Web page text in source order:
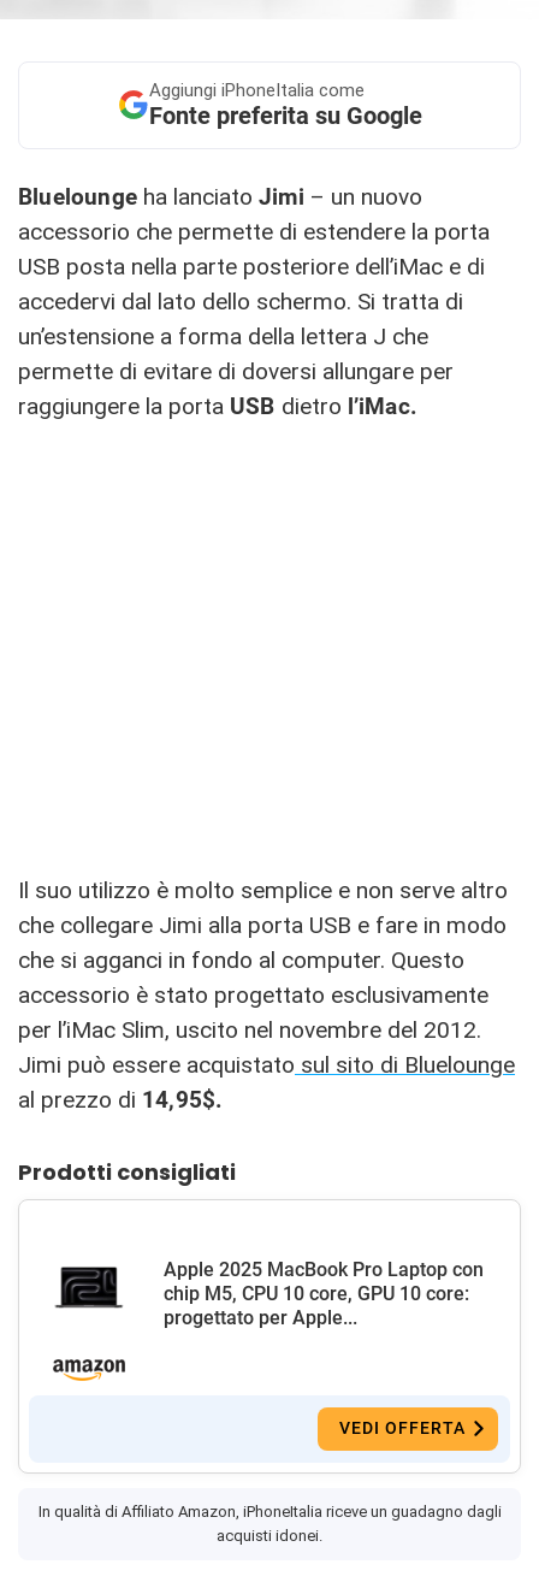
Aggiungi iPhoneItalia come
Fonte preferita su Google
Bluelounge ha lanciato Jimi – un nuovo
accessorio che permette di estendere la porta
USB posta nella parte posteriore dell’iMac e di
accedervi dal lato dello schermo. Si tratta di
un’estensione a forma della lettera J che
permette di evitare di doversi allungare per
raggiungere la porta USB dietro l’iMac.
Il suo utilizzo è molto semplice e non serve altro
che collegare Jimi alla porta USB e fare in modo
che si agganci in fondo al computer. Questo
accessorio è stato progettato esclusivamente
per l’iMac Slim, uscito nel novembre del 2012.
Jimi può essere acquistato sul sito di Bluelounge
al prezzo di 14,95$.
Prodotti consigliati
Apple 2025 MacBook Pro Laptop con
chip M5, CPU 10 core, GPU 10 core:
progettato per Apple...
VEDI OFFERTA
In qualità di Affiliato Amazon, iPhoneItalia riceve un guadagno dagli
acquisti idonei.